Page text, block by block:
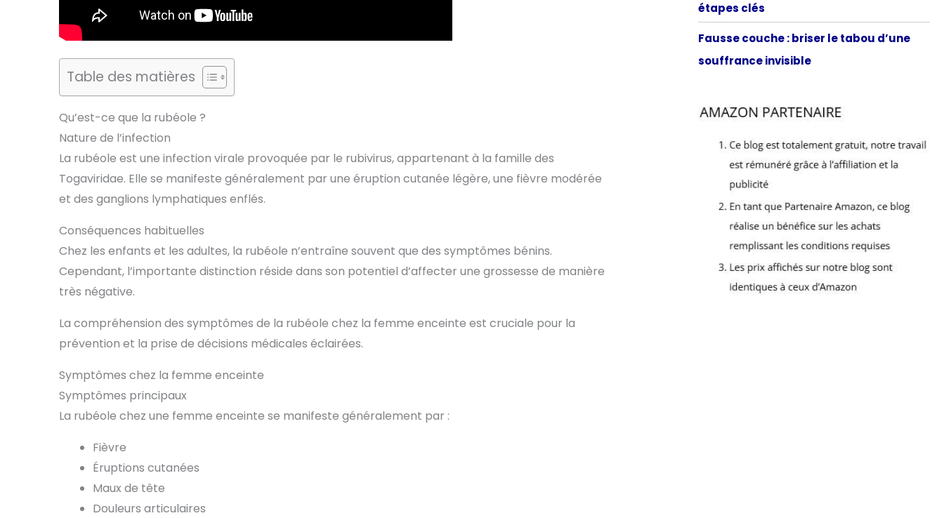
Table des matières
Qu’est-ce que la rubéole ?
Nature de l’infection
La rubéole est une infection virale provoquée par le rubivirus, appartenant à la famille des
Togaviridae. Elle se manifeste généralement par une éruption cutanée légère, une fièvre modérée
et des ganglions lymphatiques enflés.
Conséquences habituelles
Chez les enfants et les adultes, la rubéole n’entraîne souvent que des symptômes bénins.
Cependant, l’importante distinction réside dans son potentiel d’affecter une grossesse de manière
très négative.
La compréhension des symptômes de la rubéole chez la femme enceinte est cruciale pour la
prévention et la prise de décisions médicales éclairées.
Symptômes chez la femme enceinte
Symptômes principaux
La rubéole chez une femme enceinte se manifeste généralement par :
Fièvre
Éruptions cutanées
Maux de tête
Douleurs articulaires
étapes clés
Fausse couche : briser le tabou d’une
souffrance invisible